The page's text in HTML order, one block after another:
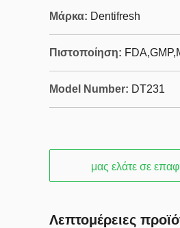
Μάρκα: Dentifresh
Πιστοποίηση:
Model Number: DT231
μας ελάτε σε
Λεπτομέρειες